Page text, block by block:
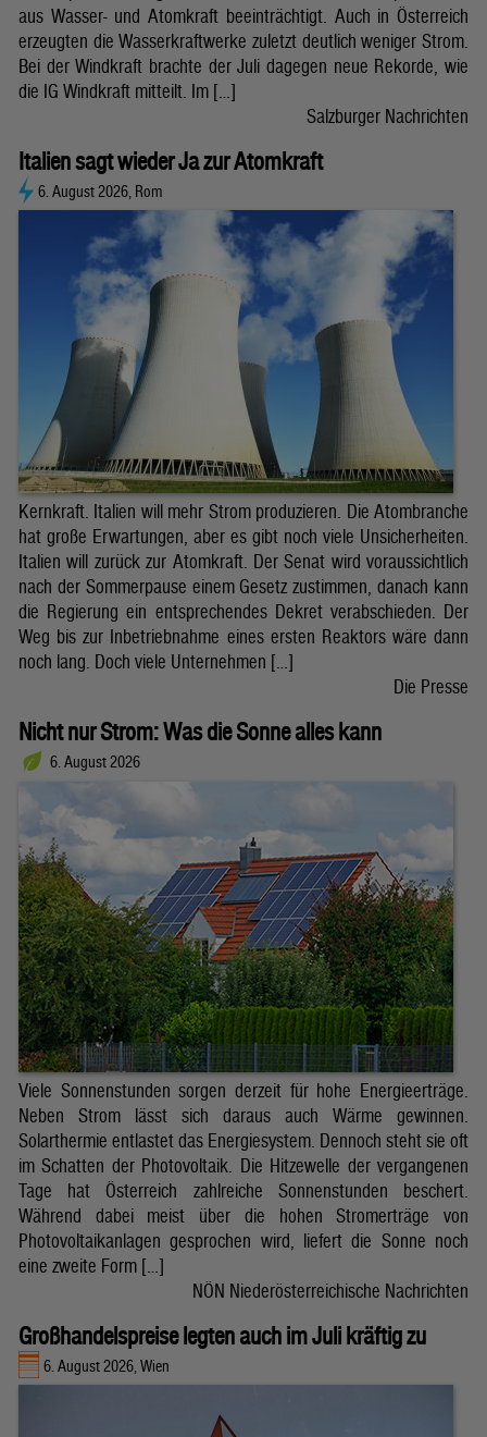
aus Wasser- und Atomkraft beeinträchtigt. Auch in Österreich
erzeugten die Wasserkraftwerke zuletzt deutlich weniger Strom.
Bei der Windkraft brachte der Juli dagegen neue Rekorde, wie
die IG Windkraft mitteilt. Im […]
Salzburger Nachrichten
Italien sagt wieder Ja zur Atomkraft
6. August 2026, Rom
Kernkraft. Italien will mehr Strom produzieren. Die Atombranche
hat große Erwartungen, aber es gibt noch viele Unsicherheiten.
Italien will zurück zur Atomkraft. Der Senat wird voraussichtlich
nach der Sommerpause einem Gesetz zustimmen, danach kann
die Regierung ein entsprechendes Dekret verabschieden. Der
Weg bis zur Inbetriebnahme eines ersten Reaktors wäre dann
noch lang. Doch viele Unternehmen […]
Die Presse
Nicht nur Strom: Was die Sonne alles kann
6. August 2026
Viele Sonnenstunden sorgen derzeit für hohe Energieerträge.
Neben Strom lässt sich daraus auch Wärme gewinnen.
Solarthermie entlastet das Energiesystem. Dennoch steht sie oft
im Schatten der Photovoltaik. Die Hitzewelle der vergangenen
Tage hat Österreich zahlreiche Sonnenstunden beschert.
Während dabei meist über die hohen Stromerträge von
Photovoltaikanlagen gesprochen wird, liefert die Sonne noch
eine zweite Form […]
NÖN Niederösterreichische Nachrichten
Großhandelspreise legten auch im Juli kräftig zu
6. August 2026, Wien